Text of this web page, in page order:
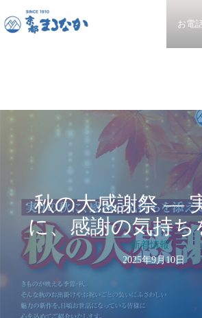
お電
秋の大感謝祭 —
に、感謝の気持ち
新着情報|
2025年9月10日